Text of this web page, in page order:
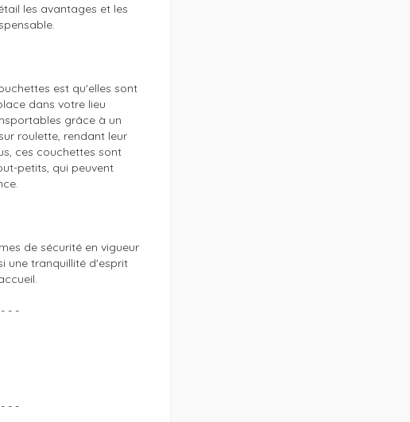
les avantages et les
est qu'elles sont
dans votre lieu
grâce à un
roulette, rendant leur
ces couchettes sont
petits, qui peuvent
de sécurité en vigueur
une tranquillité d'esprit